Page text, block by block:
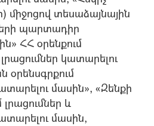
միջոցով տեսաձայնային
պարտադիր
ՀՀ օրենքում
կատարելու
օրենսգրքում
մասին», «Զենքի
և
մասին,